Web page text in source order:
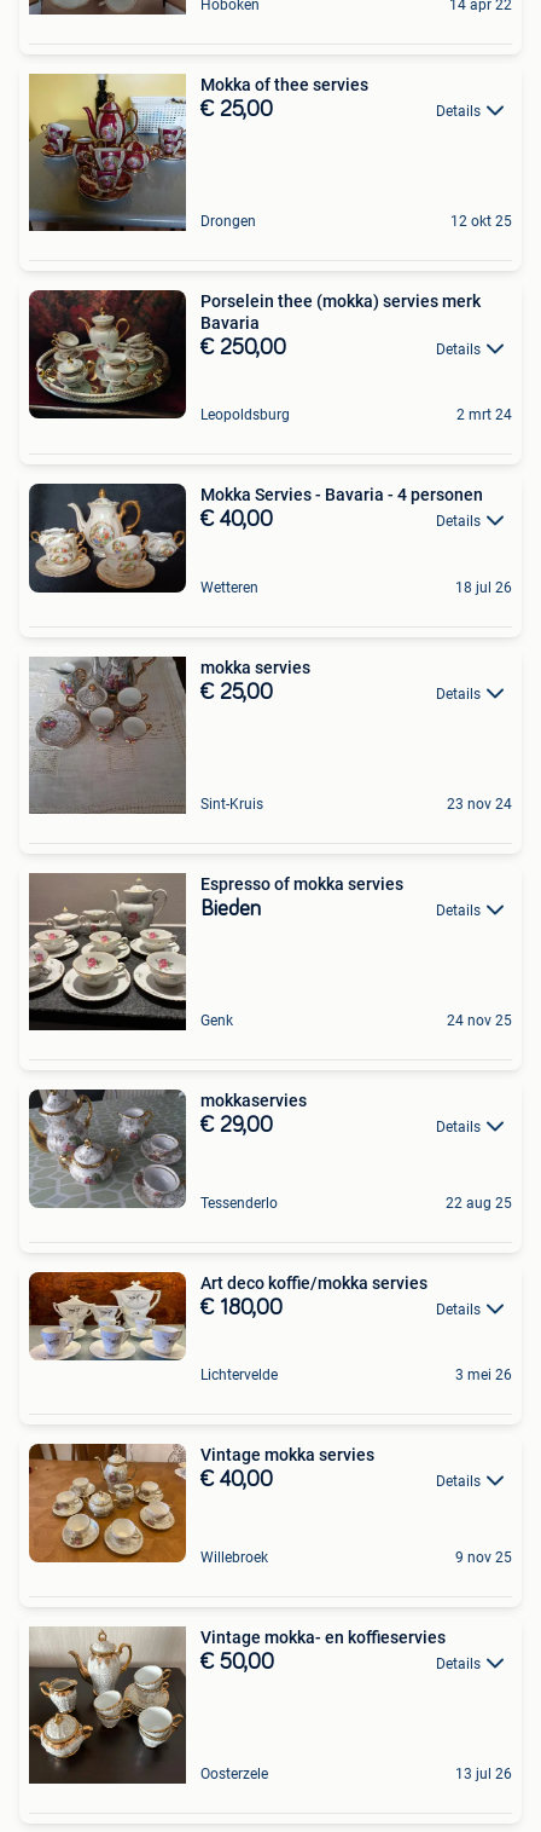
Hoboken 14 apr 22
Mokka of thee servies
€ 25,00 Details
Drongen 12 okt 25
Porselein thee (mokka) servies merk
Bavaria
€ 250,00 Details
Leopoldsburg 2 mrt 24
Mokka Servies - Bavaria - 4 personen
€ 40,00 Details
Wetteren 18 jul 26
mokka servies
€ 25,00 Details
Sint-Kruis 23 nov 24
Espresso of mokka servies
Bieden Details
Genk 24 nov 25
mokkaservies
€ 29,00 Details
Tessenderlo 22 aug 25
Art deco koffie/mokka servies
€ 180,00 Details
Lichtervelde 3 mei 26
Vintage mokka servies
€ 40,00 Details
Willebroek 9 nov 25
Vintage mokka- en koffieservies
€ 50,00 Details
Oosterzele 13 jul 26